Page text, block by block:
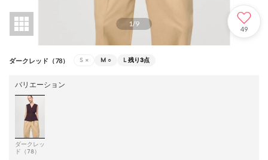
1/9
49
ダークレッド（78） S × M ○ L 残り3点
バリエーション
ダークレッ
ド（78）